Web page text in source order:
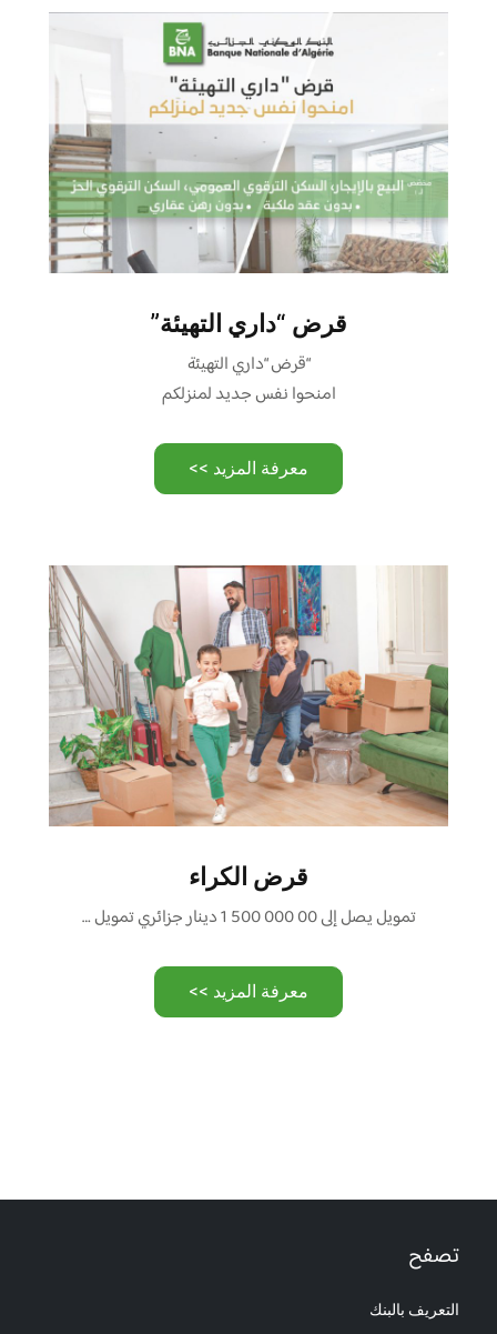
قرض “داري التهيئة”
“قرض “داري التهيئة
امنحوا نفس جديد لمنزلكم
معرفة المزيد >>
قرض الكراء
تمويل يصل إلى 00 000 500 1 دينار جزائري تمويل …
معرفة المزيد >>
تصفح
التعريف بالبنك